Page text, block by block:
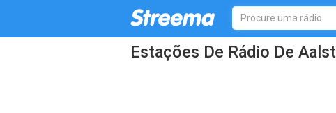
Estações De Rádio De Aalst